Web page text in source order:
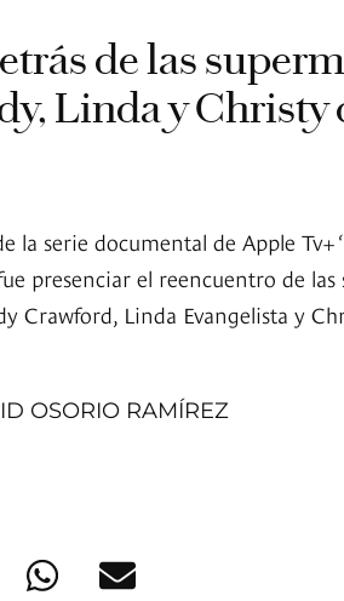
de las
Linda y Christy
la serie documental de Apple Tv+
presenciar el reencuentro de las
Crawford, Linda Evangelista y
OSORIO RAMÍREZ